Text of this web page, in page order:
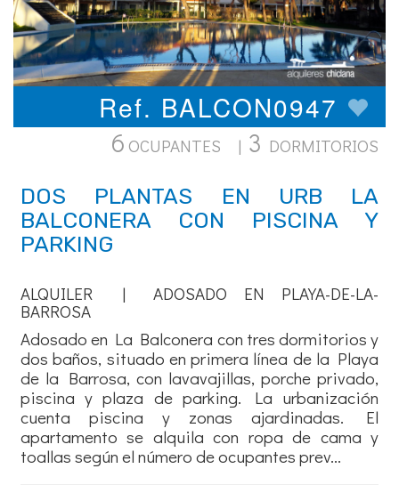
Ref. BALCON0947
6 OCUPANTES | 3 DORMITORIOS
DOS PLANTAS EN URB LA
BALCONERA CON PISCINA Y
PARKING
ALQUILER | ADOSADO EN PLAYA-DE-LA-
BARROSA
Adosado en La Balconera con tres dormitorios y
dos baños, situado en primera línea de la Playa
de la Barrosa, con lavavajillas, porche privado,
piscina y plaza de parking. La urbanización
cuenta piscina y zonas ajardinadas. El
apartamento se alquila con ropa de cama y
toallas según el número de ocupantes prev...